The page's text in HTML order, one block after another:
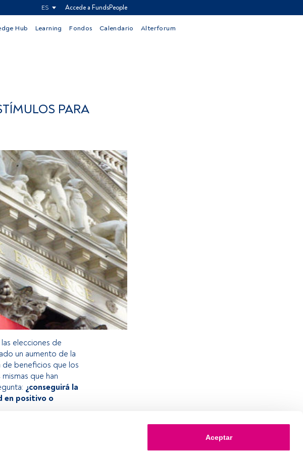
Aceptar
ES Accede a FundsPeople
Hub Learning Fondos Calendario Alterforum
PARA
elecciones de
un aumento de la
beneficios que los
que han
¿conseguirá la
en positivo o